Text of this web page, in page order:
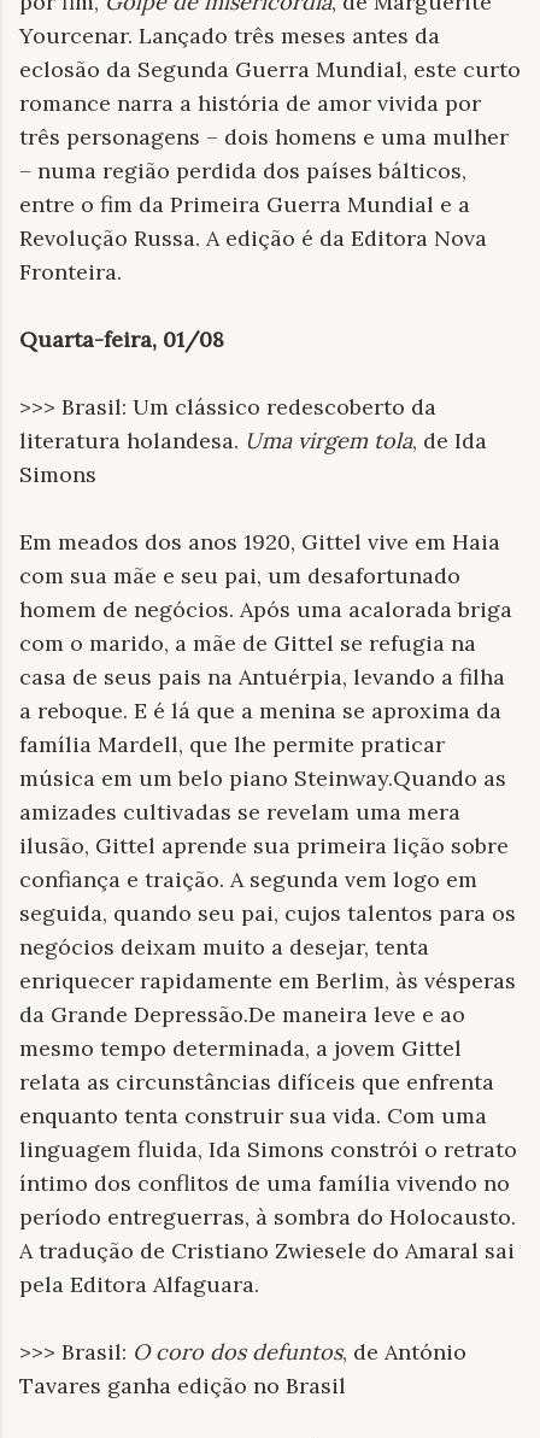
Yourcenar. Lançado três meses antes da
eclosão da Segunda Guerra Mundial, este curto
romance narra a história de amor vivida por
três personagens – dois homens e uma mulher
– numa região perdida dos países bálticos,
entre o fim da Primeira Guerra Mundial e a
Revolução Russa. A edição é da Editora Nova
Fronteira.
Quarta-feira, 01/08
>>> Brasil: Um clássico redescoberto da
literatura holandesa. Uma virgem tola, de Ida
Simons
Em meados dos anos 1920, Gittel vive em Haia
com sua mãe e seu pai, um desafortunado
homem de negócios. Após uma acalorada briga
com o marido, a mãe de Gittel se refugia na
casa de seus pais na Antuérpia, levando a filha
a reboque. E é lá que a menina se aproxima da
família Mardell, que lhe permite praticar
música em um belo piano Steinway.Quando as
amizades cultivadas se revelam uma mera
ilusão, Gittel aprende sua primeira lição sobre
confiança e traição. A segunda vem logo em
seguida, quando seu pai, cujos talentos para os
negócios deixam muito a desejar, tenta
enriquecer rapidamente em Berlim, às vésperas
da Grande Depressão.De maneira leve e ao
mesmo tempo determinada, a jovem Gittel
relata as circunstâncias difíceis que enfrenta
enquanto tenta construir sua vida. Com uma
linguagem fluida, Ida Simons constrói o retrato
íntimo dos conflitos de uma família vivendo no
período entreguerras, à sombra do Holocausto.
A tradução de Cristiano Zwiesele do Amaral sai
pela Editora Alfaguara.
>>> Brasil: O coro dos defuntos, de António
Tavares ganha edição no Brasil